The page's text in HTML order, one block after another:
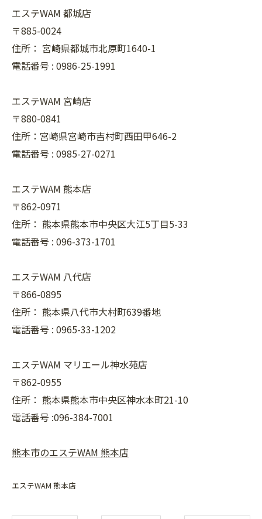
エステWAM 都城店
〒885-0024
住所： 宮崎県都城市北原町1640-1
電話番号 : 0986-25-1991
エステWAM 宮崎店
〒880-0841
住所：宮崎県宮崎市吉村町西田甲646-2
電話番号 : 0985-27-0271
エステWAM 熊本店
〒862-0971
住所： 熊本県熊本市中央区大江5丁目5-33
電話番号 : 096-373-1701
エステWAM 八代店
〒866-0895
住所： 熊本県八代市大村町639番地
電話番号 : 0965-33-1202
エステWAM マリエール神水苑店
〒862-0955
住所： 熊本県熊本市中央区神水本町21-10
電話番号 :096-384-7001
熊本市のエステWAM 熊本店
エステWAM 熊本店